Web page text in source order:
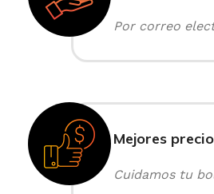
Por correo
Mejores
Cuidamos tu